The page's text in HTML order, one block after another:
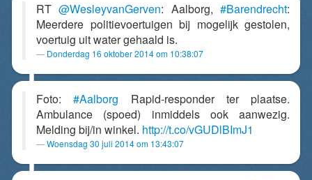
RT@WesleyvanGerven: Aalborg,#Barendrecht:
Meerdere politievoertuigen bij mogelijk gestolen,
voertuig uit water gehaald is.
Donderdag 16 oktober 2014 om 10:38:07
Foto:#Aalborg Rapid-responder ter plaatse.
Ambulance (spoed) inmiddels ook aanwezig.
Melding bij/in winkel. http://t.co/vGUDlBImJ1
Woensdag 30 juli 2014 om 13:43:07